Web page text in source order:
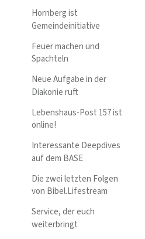
Hornberg ist
Gemeindeinitiative
Feuer machen und
Spachteln
Neue Aufgabe in der
Diakonie ruft
Lebenshaus-Post 157 ist
online!
Interessante Deepdives
auf dem BASE
Die zwei letzten Folgen
von Bibel.Lifestream
Service, der euch
weiterbringt